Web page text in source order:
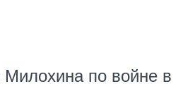
по войне в